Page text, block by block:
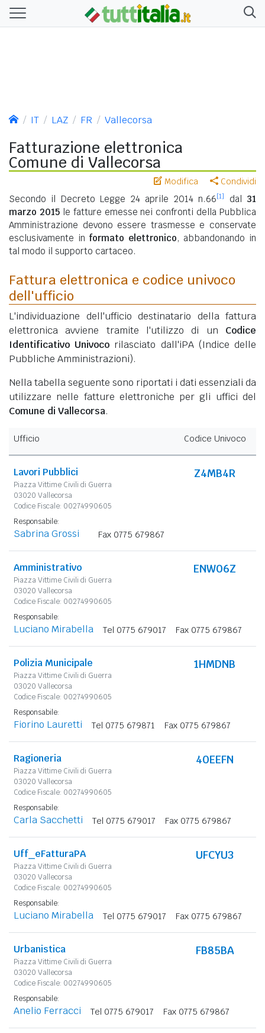
IT LAZ FR Vallecorsa
Fatturazione elettronica
Comune di Vallecorsa
Modifica Condividi
Secondo il Decreto Legge 24 aprile 2014 n.66[1] dal 31
marzo 2015le fatture emesse nei confronti della Pubblica
Amministrazione devono essere trasmesse e conservate
esclusivamente in formato elettronico, abbandonando in
tal modo il supporto cartaceo.
Fattura elettronica e codice univoco
dell'ufficio
L'individuazione dell'ufficio destinatario della fattura
elettronica avviene tramite l'utilizzo di un Codice
Identificativo Univoco rilasciato dall'iPA (Indice delle
Pubbliche Amministrazioni).
Nella tabella seguente sono riportati i dati essenziali da
utilizzare nelle fatture elettroniche per gli uffici del
Comune di Vallecorsa.
Ufficio Codice Univoco
Lavori Pubblici
Piazza Vittime Civili di Guerra
03020 Vallecorsa
Codice Fiscale: 00274990605
Z4MB4R
Responsabile:
Sabrina Grossi Fax 0775 679867
Amministrativo
Piazza Vittime Civili di Guerra
03020 Vallecorsa
Codice Fiscale: 00274990605
ENW06Z
Responsabile:
Luciano Mirabella Tel 0775 679017 Fax 0775 679867
Polizia Municipale
Piazza Vittime Civili di Guerra
03020 Vallecorsa
Codice Fiscale: 00274990605
1HMDNB
Responsabile:
Fiorino Lauretti Tel 0775 679871 Fax 0775 679867
Ragioneria
Piazza Vittime Civili di Guerra
03020 Vallecorsa
Codice Fiscale: 00274990605
40EEFN
Responsabile:
Carla Sacchetti Tel 0775 679017 Fax 0775 679867
Uff_eFatturaPA
Piazza Vittime Civili di Guerra
03020 Vallecorsa
Codice Fiscale: 00274990605
UFCYU3
Responsabile:
Luciano Mirabella Tel 0775 679017 Fax 0775 679867
Urbanistica
Piazza Vittime Civili di Guerra
03020 Vallecorsa
Codice Fiscale: 00274990605
FB85BA
Responsabile:
Anelio Ferracci Tel 0775 679017 Fax 0775 679867